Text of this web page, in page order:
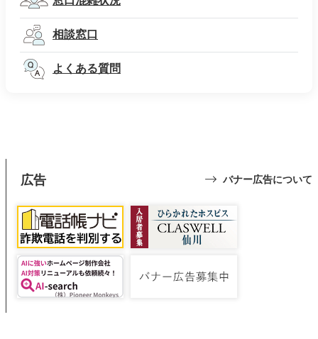
相談窓口
よくある質問
広告 バナー広告について